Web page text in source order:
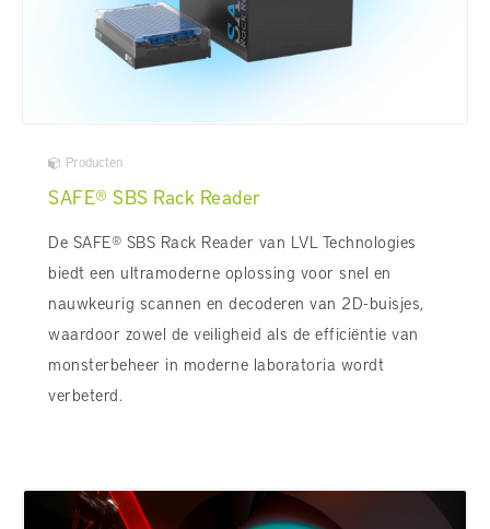
Producten
SAFE® SBS Rack Reader
De SAFE® SBS Rack Reader van LVL Technologies
biedt een ultramoderne oplossing voor snel en
nauwkeurig scannen en decoderen van 2D-buisjes,
waardoor zowel de veiligheid als de efficiëntie van
monsterbeheer in moderne laboratoria wordt
verbeterd.